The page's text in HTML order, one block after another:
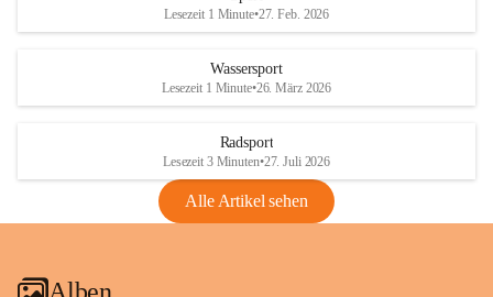
Anhang VBl. EU Nr. 18
1 Seite•1,4 MB
VBl. EU Nr. 18_2026
Lesezeit 1 Minute•27. Feb. 2026
Wassersport
Lesezeit 1 Minute•26. März 2026
Radsport
Lesezeit 3 Minuten•27. Juli 2026
Alle Artikel sehen
Alben